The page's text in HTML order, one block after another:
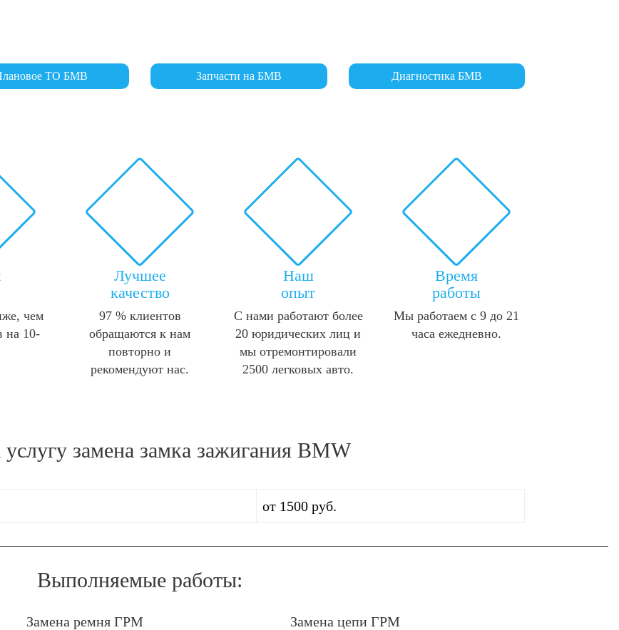
ТО БМВ Запчасти на БМВ Диагностика БМВ
чем
на 10-
Лучшее
качество
97 % клиентов
обращаются к нам
повторно и
рекомендуют нас.
Наш
опыт
С нами работают более
20 юридических лиц и
мы отремонтировали
2500 легковых авто.
Время
работы
Мы работаем с 9 до 21
часа ежедневно.
замена замка зажигания BMW
от 1500 руб.
Выполняемые работы:
Замена ремня ГРМ
Замена цепи ГРМ